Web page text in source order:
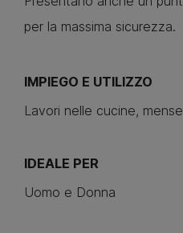
per la massima sicurezza.
IMPIEGO E UTILIZZO
Lavori nelle cucine,
IDEALE PER
Uomo e Donna